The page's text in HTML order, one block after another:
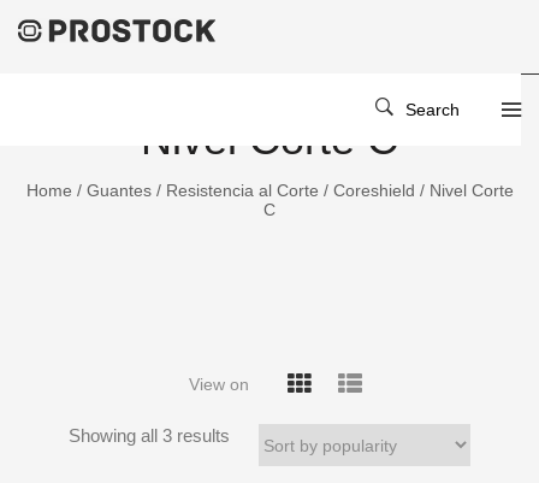
Search
Nivel Corte C
Home / Guantes/ Resistencia al Corte / Coreshield / Nivel Corte
C
View on
Showing all 3 results